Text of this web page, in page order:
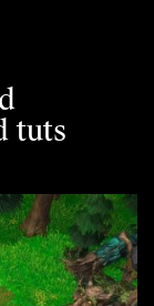
tuts